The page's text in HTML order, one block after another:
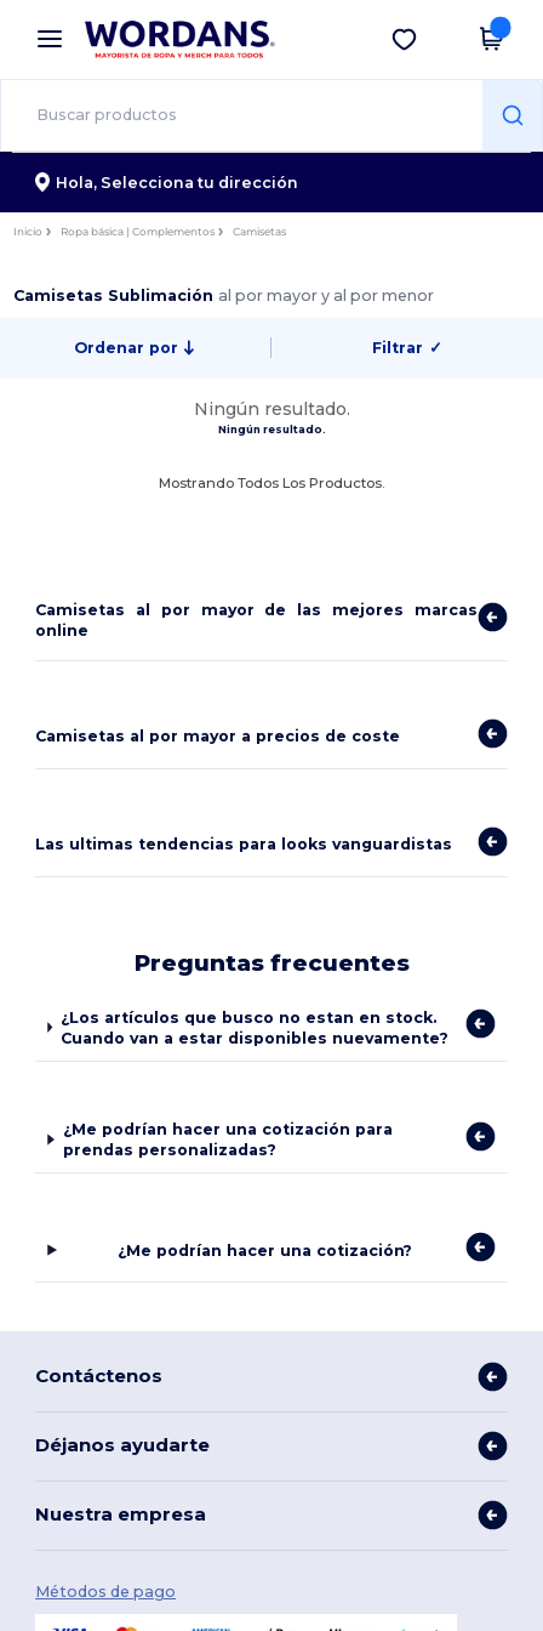
× App de Wordans
¡Mejores precios en app!
Descargar app
Hola, Selecciona tu dirección
Inicio Ropa básica | Complementos Camisetas
Camisetas Sublimación al por mayor y al por menor
Ordenar por Filtrar ✓
Ningún resultado.
Ningún resultado.
Mostrando Todos Los Productos.
Camisetas al por mayor de las mejores marcas
online
Camisetas al por mayor a precios de coste
Las ultimas tendencias para looks vanguardistas
Preguntas frecuentes
¿Los artículos que busco no estan en stock.
Cuando van a estar disponibles nuevamente?
¿Me podrían hacer una cotización para
prendas personalizadas?
¿Me podrían hacer una cotización?
Contáctenos
Déjanos ayudarte
Nuestra empresa
Métodos de pago